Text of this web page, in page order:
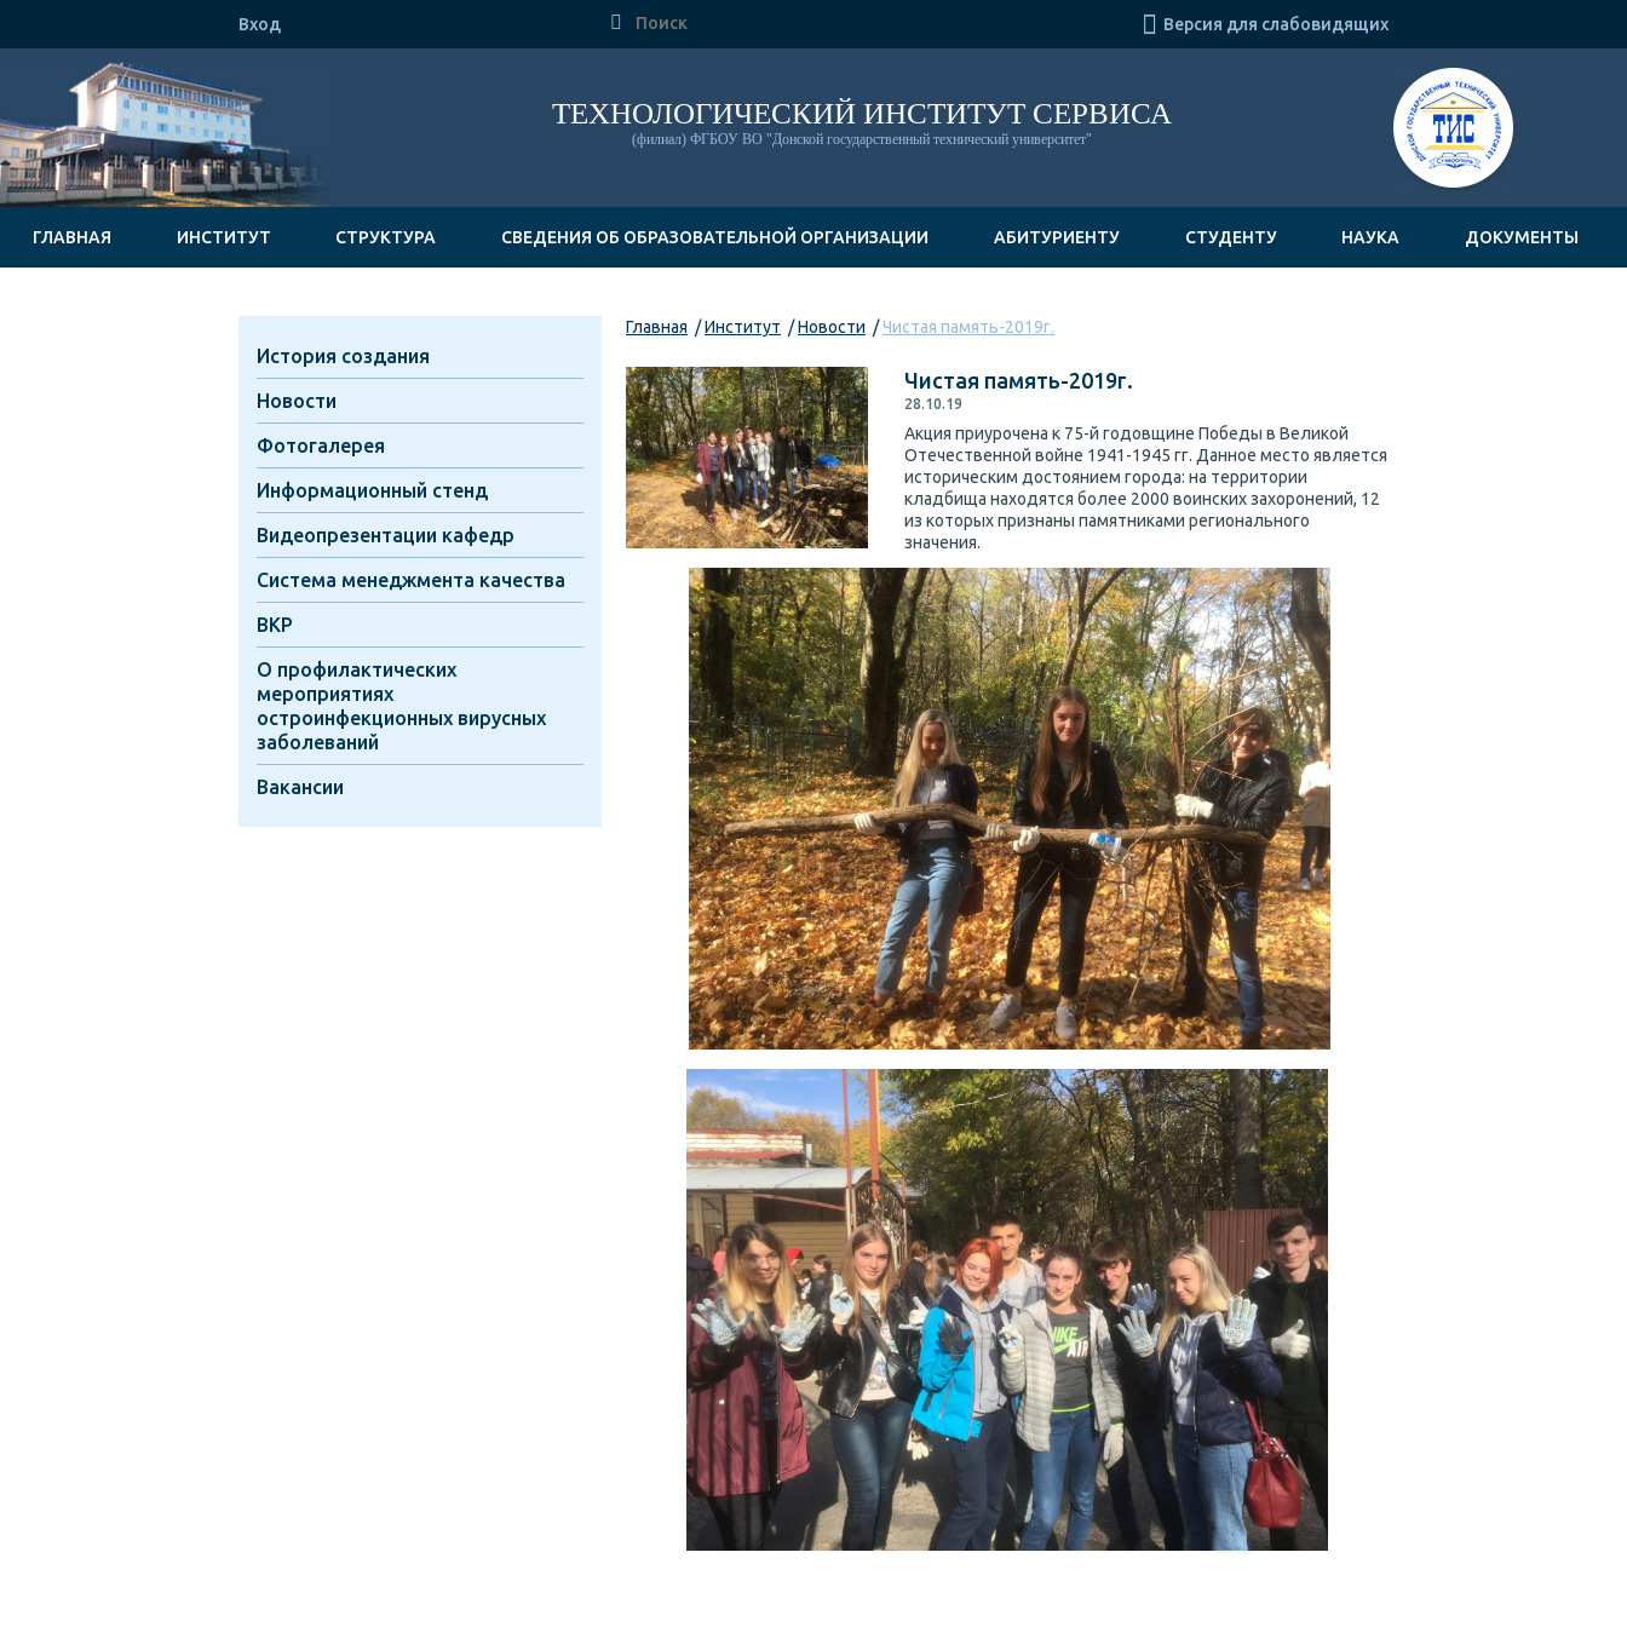
Вход  Версия для слабовидящих

ТЕХНОЛОГИЧЕСКИЙ ИНСТИТУТ СЕРВИСА
(филиал) ФГБОУ ВО "Донской государственный технический университет"
ГЛАВНАЯ ИНСТИТУТ СТРУКТУРА СВЕДЕНИЯ ОБ ОБРАЗОВАТЕЛЬНОЙ ОРГАНИЗАЦИИ АБИТУРИЕНТУ СТУДЕНТУ НАУКА ДОКУМЕНТЫ
Главная Институт Новости Чистая память-2019г.
Чистая память-2019г.
28.10.19
Акция приурочена к 75-й годовщине Победы в Великой
Отечественной войне 1941-1945 гг. Данное место является
историческим достоянием города: на территории
кладбища находятся более 2000 воинских захоронений, 12
из которых признаны памятниками регионального
значения.
История создания
Новости
Фотогалерея
Информационный стенд
Видеопрезентации кафедр
Система менеджмента качества
ВКР
О профилактических
мероприятиях
остроинфекционных вирусных
заболеваний
Вакансии